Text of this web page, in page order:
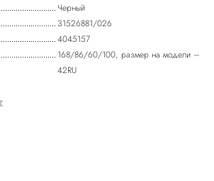
Черный
31526881/026
4045157
168/86/60/100, размер на модели –
42RU